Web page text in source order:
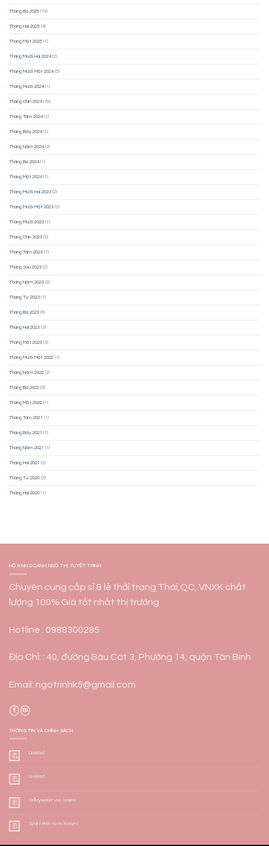
Tháng Ba 2025 (19)
Tháng Hai 2025 (4)
Tháng Một 2025 (1)
Tháng Mười Hai 2024(2)
Tháng Mười Một 2024(5)
Tháng Mười 2024(1)
Tháng Chín 2024(10)
Tháng Tám 2024(1)
Tháng Bảy 2024(1)
Tháng Năm 2024(3)
Tháng Ba 2024(1)
Tháng Một 2024(1)
Tháng Mười Hai 2023 (2)
Tháng Mười Một 2023 (2)
Tháng Mười 2023 (1)
Tháng Chín 2023 (2)
Tháng Tám 2023 (1)
Tháng Sáu 2023 (2)
Tháng Năm 2023 (2)
Tháng Tư 2023 (1)
Tháng Ba 2023 (6)
Tháng Hai 2023 (3)
Tháng Một 2023 (3)
Tháng Mười Một 2022 (1)
Tháng Năm 2022 (2)
Tháng Ba 2022 (3)
Tháng Một 2022 (1)
Tháng Tám 2021 (1)
Tháng Bảy 2021 (1)
Tháng Năm 2021 (1)
Tháng Hai 2021 (2)
Tháng Tư 2020 (2)
Tháng Hai 2020 (1)
HỘ KINH DOANH NGÔ THỊ TUYẾT TRINH
Chuyên cung cấp sỉ & lẻ thời trang Thái,QC, VNXK chất
lượng 100%.Giá tốt nhất thị trường
Hotline : 0988300285
Địa Chỉ: : 40, đường Bàu Cát 3, Phường 14, quận Tân Bình
Email: ngotrinhk5@gmail.com
THÔNG TIN VÀ CHÍNH SÁCH
06
Th8
Untitled
06
Th8
Untitled
30
Th7
Odkrywanie vox casino
30
Th7
Spojrzenie na nv kasyno